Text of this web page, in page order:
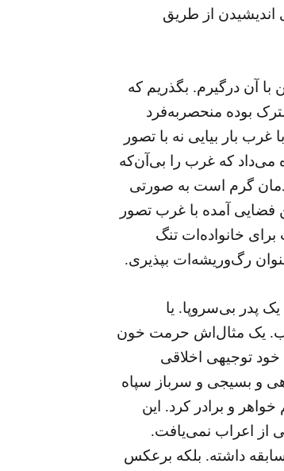
اندیشیدن از طریق
آن درگیرم. بگذریم که
بوده منحصربه‌فرد
بار بیایی نه با تصور
می‌داد که غرب را بی‌آن‌که
گرم است به صورتی
فضایی آمده با غرب تصور
خانواده‌ات تنگ
رگ‌وریشه‌ات بپذیری.
پدر بی‌سروپا. یا
یک مثال‌اش حرمت خون
توجیهی اخلاقی
و بسیجی و سرباز سپاه
و برادر کرد. این
از اعراب نمی‌یافت.
داشته. بلکه برعکس